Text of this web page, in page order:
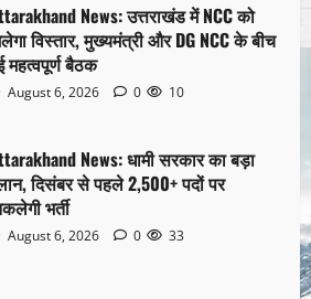
News: उत्तराखंड में NCC को
विस्तार, मुख्यमंत्री और DG NCC के बीच
महत्वपूर्ण बैठक
August 6, 2026 0 10
News: धामी सरकार का बड़ा
दिसंबर से पहले 2,500+ पदों पर
भर्ती
August 6, 2026 0 33